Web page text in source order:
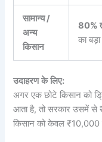
सामान्य/
अन्य
किसान
80%
का बड़ा
उदाहरण के लिए:
अगर एक छोटे किसान को
आता है, तो सरकार उसमें से
किसान को केवल ₹10,000